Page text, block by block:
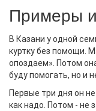
Примеры
В Казани у одной
куртку без помощи.
опоздаем». Потом
буду помогать, но и
Первые три дня он
как надо. Потом - не